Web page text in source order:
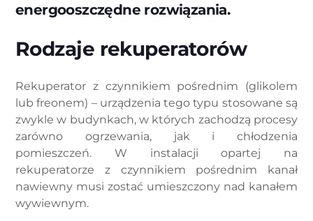
energooszczędne rozwiązania.
Rodzaje rekuperatorów
Rekuperator z czynnikiem pośrednim (glikolem
lub freonem) – urządzenia tego typu stosowane są
zwykle w budynkach, w których zachodzą procesy
zarówno ogrzewania, jak i chłodzenia
pomieszczeń. W instalacji opartej na
rekuperatorze z czynnikiem pośrednim kanał
nawiewny musi zostać umieszczony nad kanałem
wywiewnym.